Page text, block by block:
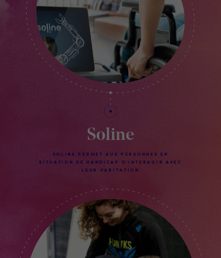
Soline
SOLINE PERMET AUX PERSONNES EN
SITUATION DE HANDICAP D'INTERAGIR AVEC
LEUR HABITATION